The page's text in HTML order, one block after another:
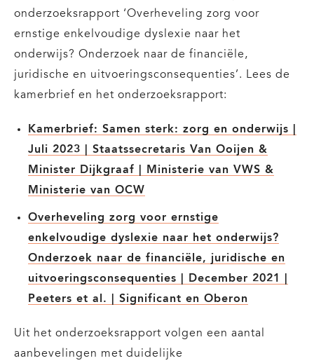
onderzoeksrapport ‘Overheveling zorg voor
ernstige enkelvoudige dyslexie naar het
onderwijs? Onderzoek naar de financiële,
juridische en uitvoeringsconsequenties’. Lees de
kamerbrief en het onderzoeksrapport:
Kamerbrief: Samen sterk: zorg en onderwijs |
Juli 2023 | Staatssecretaris Van Ooijen &
Minister Dijkgraaf | Ministerie van VWS &
Ministerie van OCW
Overheveling zorg voor ernstige
enkelvoudige dyslexie naar het onderwijs?
Onderzoek naar de financiële, juridische en
uitvoeringsconsequenties | December 2021 |
Peeters et al. | Significant en Oberon
Uit het onderzoeksrapport volgen een aantal
aanbevelingen met duidelijke